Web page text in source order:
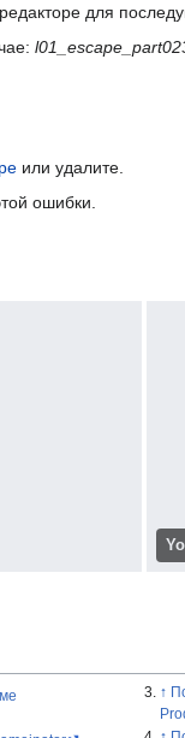
для
или удалите.
ошибки.
↑